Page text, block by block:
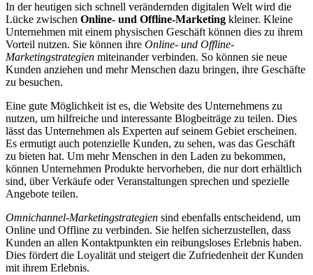
In der heutigen sich schnell verändernden digitalen Welt wird die
Lücke zwischen Online- und Offline-Marketing kleiner. Kleine
Unternehmen mit einem physischen Geschäft können dies zu ihrem
Vorteil nutzen. Sie können ihre Online- und Offline-
Marketingstrategien miteinander verbinden. So können sie neue
Kunden anziehen und mehr Menschen dazu bringen, ihre Geschäfte
zu besuchen.
Eine gute Möglichkeit ist es, die Website des Unternehmens zu
nutzen, um hilfreiche und interessante Blogbeiträge zu teilen. Dies
lässt das Unternehmen als Experten auf seinem Gebiet erscheinen.
Es ermutigt auch potenzielle Kunden, zu sehen, was das Geschäft
zu bieten hat. Um mehr Menschen in den Laden zu bekommen,
können Unternehmen Produkte hervorheben, die nur dort erhältlich
sind, über Verkäufe oder Veranstaltungen sprechen und spezielle
Angebote teilen.
Omnichannel-Marketingstrategien sind ebenfalls entscheidend, um
Online und Offline zu verbinden. Sie helfen sicherzustellen, dass
Kunden an allen Kontaktpunkten ein reibungsloses Erlebnis haben.
Dies fördert die Loyalität und steigert die Zufriedenheit der Kunden
mit ihrem Erlebnis.